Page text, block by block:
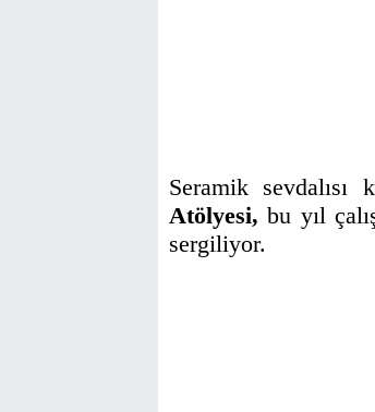
Seramik sevdalısı
Atölyesi, bu yıl
sergiliyor.